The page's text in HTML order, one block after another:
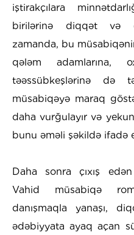
iştirakçılara
birilərinə diqqət və
zamanda, bu
qələm adamlarına,
təəssübkeşlərinə də
müsabiqəyə maraq
daha vurğulayır və
bunu əməli şəkildə ifadə
​Daha sonra çıxış
Vahid müsabiqə
danışmaqla yanaşı,
ədəbiyyata ayaq açan